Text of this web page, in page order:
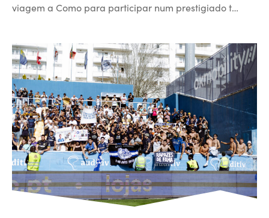
viagem a Como para participar num prestigiado t…